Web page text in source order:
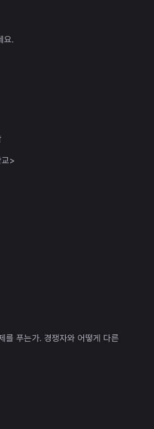
요.
>
를 푸는가. 경쟁자와 어떻게 다른